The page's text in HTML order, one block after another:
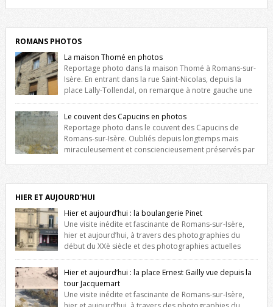
ROMANS PHOTOS
La maison Thomé en photos
Reportage photo dans la maison Thomé à Romans-sur-
Isère. En entrant dans la rue Saint-Nicolas, depuis la
place Lally-Tollendal, on remarque à notre gauche une
maison construite au XVIè siècle. Les deux façades sont ornées de
fenêtres jumelles à meneaux. Entre ces deux étages, on peut voir une
niche qui contient une statue de la Vierge. […]
Le couvent des Capucins en photos
Reportage photo dans le couvent des Capucins de
Romans-sur-Isère. Oubliés depuis longtemps mais
miraculeusement et consciencieusement préservés par
l’histoire de la redécouverte de vestiges du couvent des Capucins !
Petit retour sur l’histoire […]
HIER ET AUJOURD'HUI
Hier et aujourd’hui : la boulangerie Pinet
Une visite inédite et fascinante de Romans-sur-Isère,
hier et aujourd’hui, à travers des photographies du
début du XXè siècle et des photographies actuelles
prises exactement dans le même cadre ! A l’angle de la place Jean
Jaurès et de l’avenue Victor Hugo (à côté d’Intermarché), à Romans. La
boulangerie Jules Pinet est inscrite dans le […]
Hier et aujourd’hui : la place Ernest Gailly vue depuis la
tour Jacquemart
Une visite inédite et fascinante de Romans-sur-Isère,